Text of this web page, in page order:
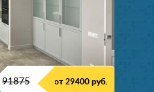
91875 от 29400 руб.